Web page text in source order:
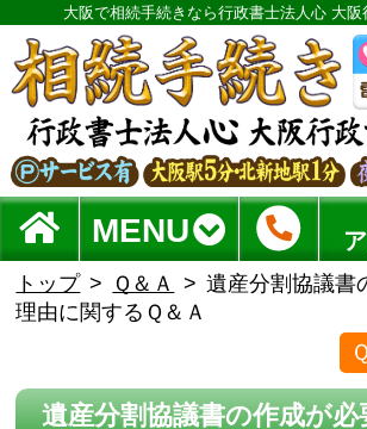
大阪で相続手続きなら行政書士法人心 大
MENU
トップ Ｑ＆Ａ
遺産分割協議書
理由に関するＱ＆Ａ
遺産分割協議書の作成が